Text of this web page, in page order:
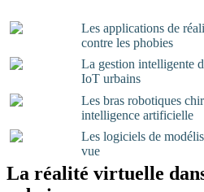
Les applications de
contre les phobies
La gestion intelligente
IoT urbains
Les bras robotiques
intelligence artificielle
Les logiciels de
vue
La réalité virtuelle